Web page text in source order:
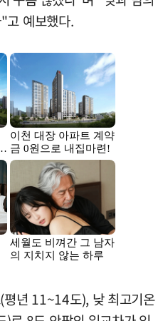
고 예보했다.
년 11~14도), 낮 최고기온